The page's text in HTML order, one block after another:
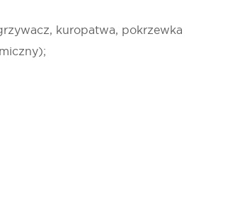
kuropatwa, pokrzewka